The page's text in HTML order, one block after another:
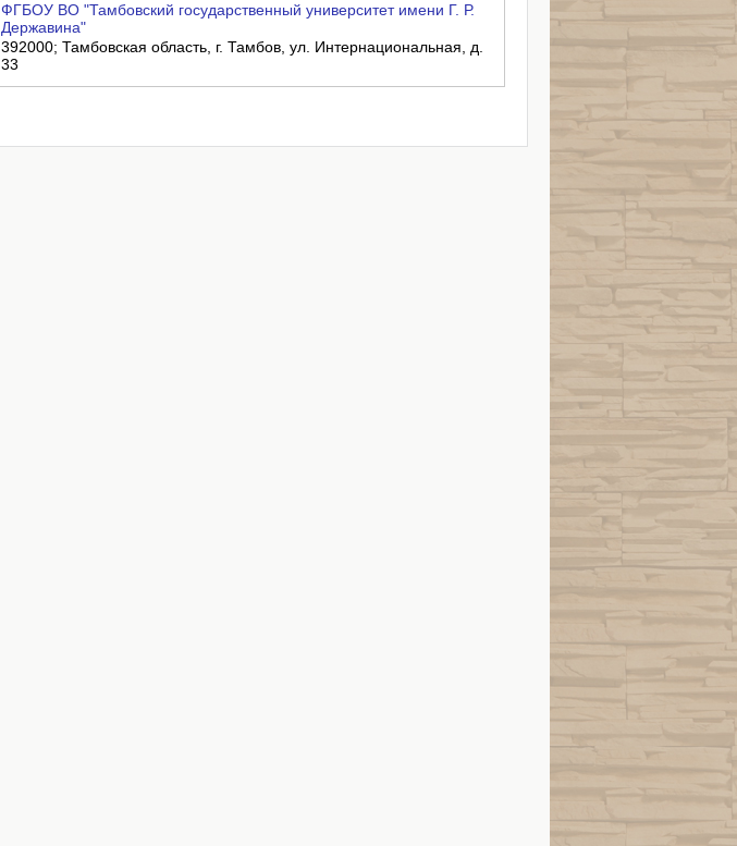
ФГБОУ ВО "Тамбовский государственный университет имени Г. Р.
Державина"
392000; Тамбовская область, г. Тамбов, ул. Интернациональная, д.
33